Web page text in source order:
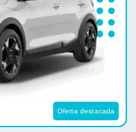
Oferta destacada